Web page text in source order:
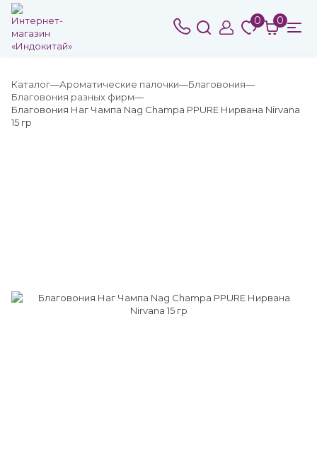
0 0
Каталог Ароматические палочки
Благовония
Благовония разных фирм
Благовония Наг Чампа Nag Champa PPURE Нирвана Nirvana
15 гр